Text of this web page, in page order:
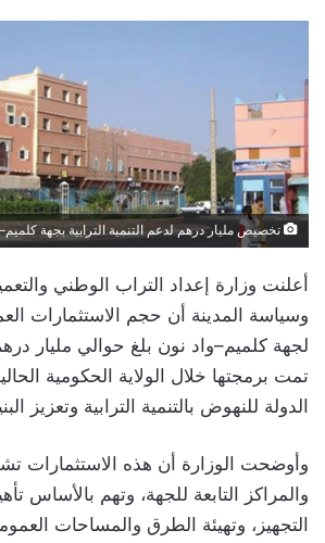
تخصيص مليار درهم لدعم التنمية الترابية بجهة
أعلنت وزارة إعداد التراب الوطني
وسياسة المدينة أن حجم الاستثمارات
تمت برمجتها خلال الولاية الحكومية
الدولة للنهوض بالتنمية الترابية وتعزيز
وأوضحت الوزارة أن هذه الاستثمارات
والمراكز التابعة للجهة، وتهم بالأساس
التجهيز، وتهيئة الطرق والمساحات